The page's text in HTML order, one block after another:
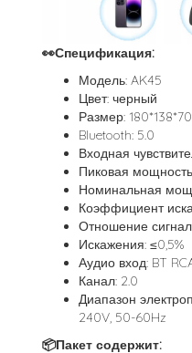
👀Спецификация:
Модель: AK45
Цвет: черный
Размер:
Bluetooth: 5.0
Входная
Пиковая
Номинальная
Коэффициент
Отношение
Искажения: ≤0,5%
Аудио вход: BT
Канал: 2.0
Диапазон
240V, 50-60Hz
📦Пакет содержит: